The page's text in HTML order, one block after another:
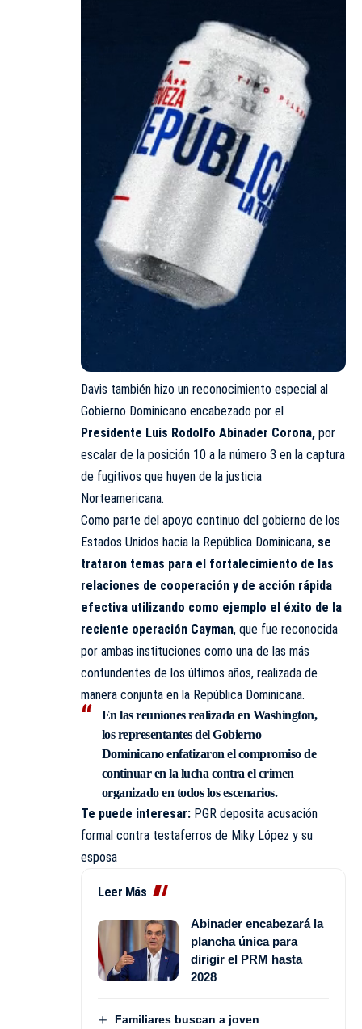
Davis también hizo un reconocimiento especial al
Gobierno Dominicano encabezado por el
Presidente Luis Rodolfo Abinader Corona, por
escalar de la posición 10 a la número 3 en la captura
de fugitivos que huyen de la justicia
Norteamericana.
Como parte del apoyo continuo del gobierno de los
Estados Unidos hacia la República Dominicana, se
trataron temas para el fortalecimiento de las
relaciones de cooperación y de acción rápida
efectiva utilizando como ejemplo el éxito de la
reciente operación Cayman, que fue reconocida
por ambas instituciones como una de las más
contundentes de los últimos años, realizada de
manera conjunta en la República Dominicana.
En las reuniones realizada en Washington,
los representantes del Gobierno
Dominicano enfatizaron el compromiso de
continuar en la lucha contra el crimen
organizado en todos los escenarios.
Te puede interesar: PGR deposita acusación
formal contra testaferros de Miky López y su
esposa
Leer Más
Abinader encabezará la
plancha única para
dirigir el PRM hasta
2028
Familiares buscan a joven